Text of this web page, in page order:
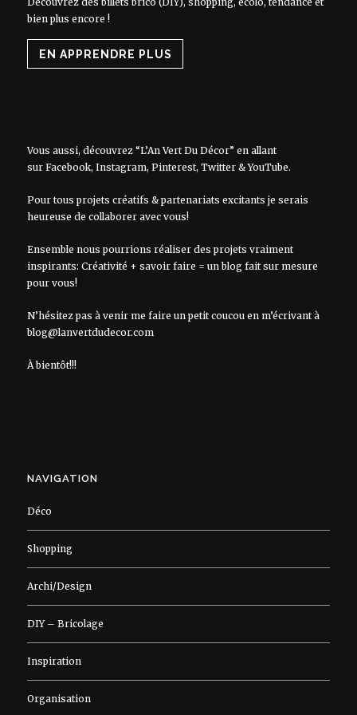
bien plus encore !
EN APPRENDRE PLUS
Vous aussi, découvrez “L’An Vert Du Décor” en allant
sur Facebook, Instagram, Pinterest, Twitter&YouTube.
Pour tous projets créatifs & partenariats excitants je serais
heureuse de collaborer avec vous!
Ensemble nous pourrions réaliser des projets vraiment
inspirants: Créativité + savoir faire = un blog fait sur mesure
pour vous!
N’hésitez pas à venir me faire un petit coucou en m’écrivant à
blog@lanvertdudecor.com
À bientôt!!!
NAVIGATION
Déco
Shopping
Archi/Design
DIY – Bricolage
Inspiration
Organisation